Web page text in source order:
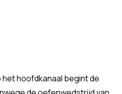
hoofdkanaal begint de